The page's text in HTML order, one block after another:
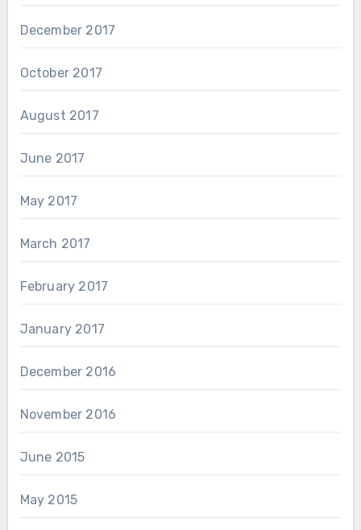
December 2017
October 2017
August 2017
June 2017
May 2017
March 2017
February 2017
January 2017
December 2016
November 2016
June 2015
May 2015